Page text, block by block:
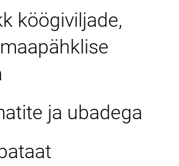
köögiviljade,
ja ubadega